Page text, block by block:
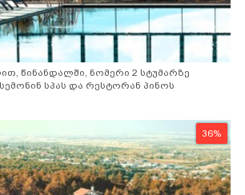
წინანდალში, ნომერი 2 სტუმარზე
სპას და რესტორან პინოს
36%